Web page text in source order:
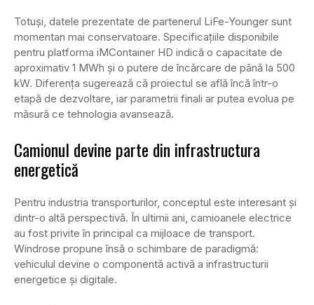
Totuși, datele prezentate de partenerul LiFe-Younger sunt
momentan mai conservatoare. Specificațiile disponibile
pentru platforma iMContainer HD indică o capacitate de
aproximativ 1 MWh și o putere de încărcare de până la 500
kW. Diferența sugerează că proiectul se află încă într-o
etapă de dezvoltare, iar parametrii finali ar putea evolua pe
măsură ce tehnologia avansează.
Camionul devine parte din infrastructura
energetică
Pentru industria transporturilor, conceptul este interesant și
dintr-o altă perspectivă. În ultimii ani, camioanele electrice
au fost privite în principal ca mijloace de transport.
Windrose propune însă o schimbare de paradigmă:
vehiculul devine o componentă activă a infrastructurii
energetice și digitale.